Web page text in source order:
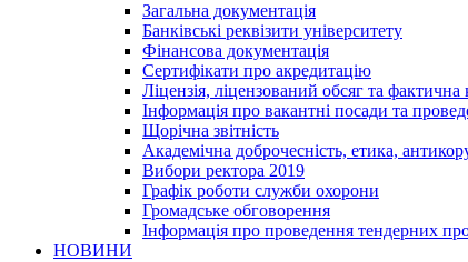
Загальна документація
Банківські реквізити університету
Фінансова документація
Сертифікати про акредитацію
Ліцензія, ліцензований обсяг та фактична
Інформація про вакантні посади та
Щорічна звітність
Академічна доброчесність, етика,
Вибори ректора 2019
Графік роботи служби охорони
Громадське обговорення
Інформація про проведення тендерних
НОВИНИ